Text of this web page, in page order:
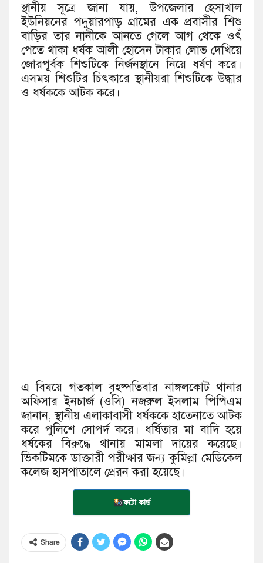
স্থানীয় সূত্রে জানা যায়, উপজেলার হেসাখাল
ইউনিয়নের পদুয়ারপাড় গ্রামের এক প্রবাসীর শিশু
বাড়ির তার নানীকে আনতে গেলে আগ থেকে ওৎঁ
পেতে থাকা ধর্ষক আলী হোসেন টাকার লোভ দেখিয়ে
জোরপূর্বক শিশুটিকে নির্জনস্থানে নিয়ে ধর্ষণ করে।
এসময় শিশুটির চিৎকারে স্থানীয়রা শিশুটিকে উদ্ধার
ও ধর্ষককে আটক করে।
এ বিষয়ে গতকাল বৃহষ্পতিবার নাঙ্গলকোট থানার
অফিসার ইনচার্জ (ওসি) নজরুল ইসলাম পিপিএম
জানান, স্থানীয় এলাকাবাসী ধর্ষককে হাতেনাতে আটক
করে পুলিশে সোপর্দ করে। ধর্ষিতার মা বাদি হয়ে
ধর্ষকের বিরুদ্ধে থানায় মামলা দায়ের করেছে।
ভিকটিমকে ডাক্তারী পরীক্ষার জন্য কুমিল্লা মেডিকেল
কলেজ হাসপাতালে প্রেরন করা হয়েছে।
ফটো কার্ড
Share